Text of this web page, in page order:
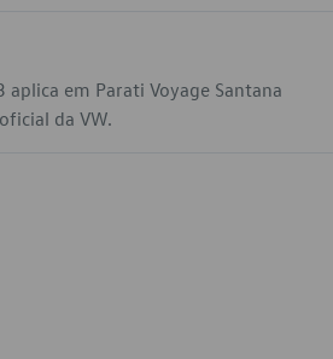
em Parati Voyage Santana
da VW.